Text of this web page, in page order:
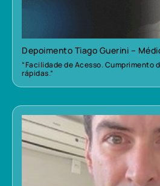
Depoimento Tiago Guerini –
“Facilidade de Acesso. Cumprimento
rápidas.”